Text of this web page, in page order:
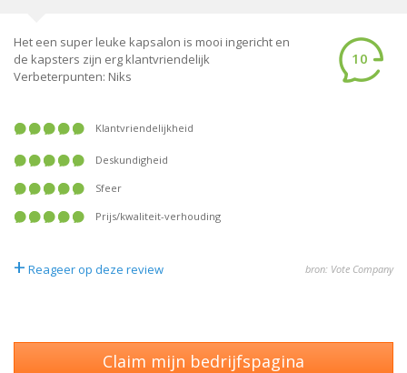
Het een super leuke kapsalon is mooi ingericht en
de kapsters zijn erg klantvriendelijk
Verbeterpunten: Niks
10
Klantvriendelijkheid
Deskundigheid
Sfeer
Prijs/kwaliteit-verhouding
+ Reageer op deze review bron: Vote Company
Claim mijn bedrijfspagina